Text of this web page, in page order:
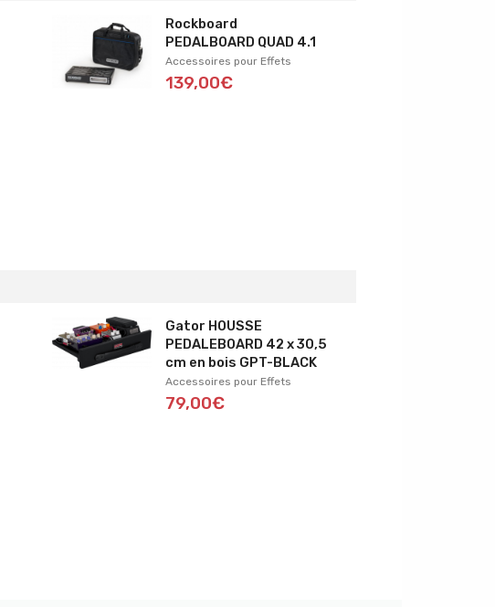
Rockboard
PEDALBOARD QUAD 4.1
Accessoires pour Effets
139,00€
Gator HOUSSE
PEDALEBOARD 42 x 30,5
cm en bois GPT-BLACK
Accessoires pour Effets
79,00€